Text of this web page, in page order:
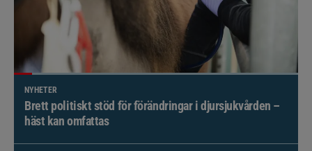
NYHETER
Brett politiskt stöd för förändringar i djursjukvården –
häst kan omfattas